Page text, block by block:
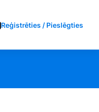
Reģistrēties / Pieslēgties